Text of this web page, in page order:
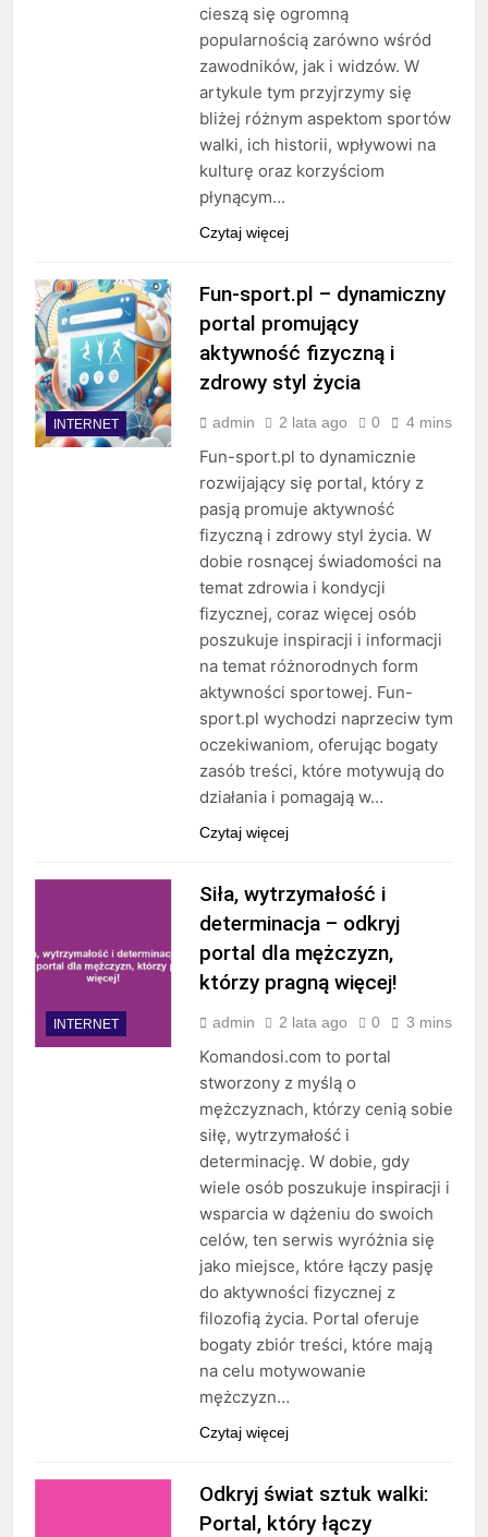
cieszą się ogromną
popularnością zarówno wśród
zawodników, jak i widzów. W
artykule tym przyjrzymy się
bliżej różnym aspektom sportów
walki, ich historii, wpływowi na
kulturę oraz korzyściom
płynącym…
Czytaj więcej
INTERNET
Fun-sport.pl – dynamiczny
portal promujący
aktywność fizyczną i
zdrowy styl życia
admin 2 lata ago 0 4 mins
Fun-sport.pl to dynamicznie
rozwijający się portal, który z
pasją promuje aktywność
fizyczną i zdrowy styl życia. W
dobie rosnącej świadomości na
temat zdrowia i kondycji
fizycznej, coraz więcej osób
poszukuje inspiracji i informacji
na temat różnorodnych form
aktywności sportowej. Fun-
sport.pl wychodzi naprzeciw tym
oczekiwaniom, oferując bogaty
zasób treści, które motywują do
działania i pomagają w…
Czytaj więcej
INTERNET
Siła, wytrzymałość i
determinacja – odkryj
portal dla mężczyzn,
którzy pragną więcej!
admin 2 lata ago 0 3 mins
Komandosi.com to portal
stworzony z myślą o
mężczyznach, którzy cenią sobie
siłę, wytrzymałość i
determinację. W dobie, gdy
wiele osób poszukuje inspiracji i
wsparcia w dążeniu do swoich
celów, ten serwis wyróżnia się
jako miejsce, które łączy pasję
do aktywności fizycznej z
filozofią życia. Portal oferuje
bogaty zbiór treści, które mają
na celu motywowanie
mężczyzn…
Czytaj więcej
Odkryj świat sztuk walki:
Portal, który łączy